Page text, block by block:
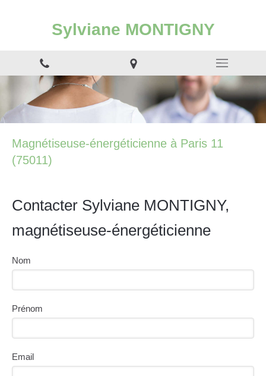
Sylviane MONTIGNY
Magnétiseuse-énergéticienne à Paris 11
(75011)
Contacter Sylviane MONTIGNY,
magnétiseuse-énergéticienne
Nom
Prénom
Email